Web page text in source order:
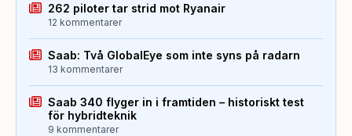
262 piloter tar strid mot Ryanair
12 kommentarer
Saab: Två GlobalEye som inte syns på radarn
13 kommentarer
Saab 340 flyger in i framtiden – historiskt test
för hybridteknik
9 kommentarer